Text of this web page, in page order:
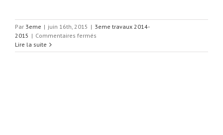
Par 3eme | juin 16th, 2015 | 3eme travaux 2014-
2015 | Commentaires fermés
T-
Lire la suite